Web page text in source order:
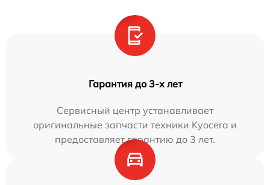
Гарантия до 3-х лет
Сервисный центр устанавливает
оригинальные запчасти техники Kyocera и
предоставляет гарантию до 3 лет.